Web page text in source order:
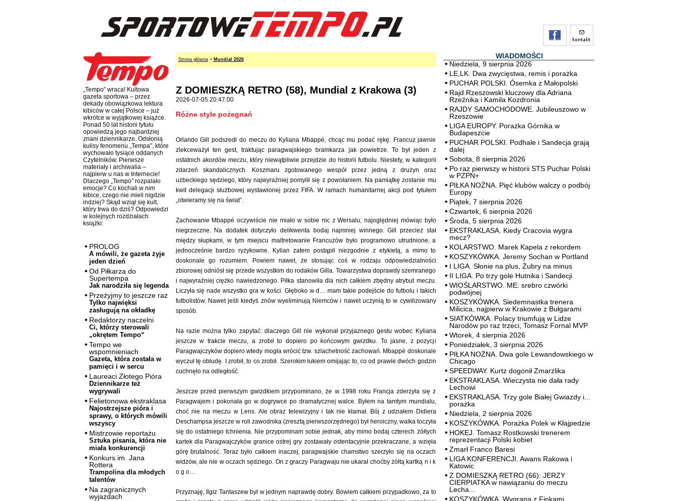
„Tempo” wraca! Kultowa
gazeta sportowa – przez
dekady obowiązkowa lektura
kibiców w całej Polsce – już
wkrótce w wyjątkowej książce.
Ponad 50 lat historii tytułu
opowiedzą jego najbardziej
znani dziennikarze. Odsłonią
kulisy fenomenu „Tempa”, które
wychowało tysiące oddanych
Czytelników. Pierwsze
materiały i archiwalia –
najpierw u nas w Internecie!
Dlaczego „Tempo” rozpalało
emocje? Co kochali w nim
kibice, czego nie mieli nigdzie
indziej? Skąd wziął się kult,
który trwa do dziś? Odpowiedzi
w kolejnych rozdziałach
książki:
PROLOG
A mówili, że gazeta żyje
jeden dzień
Od Piłkarza do
Supertempa
Jak narodziła się legenda
Przeżyjmy to jeszcze raz
Tylko najwięksi
zasługują na okładkę
Redaktorzy naczelni
Ci, którzy sterowali
„okrętem Tempo“
Tempo we
wspomnieniach
Gazeta, która została w
pamięci i w sercu
Laureaci Złotego Pióra
Dziennikarze też
wygrywali
Felietonowa ekstraklasa
Najostrzejsze pióra i
sprawy, o których mówili
wszyscy
Mistrzowie reportażu
Sztuka pisania, która nie
miała konkurencji
Konkurs im. Jana
Rottera
Trampolina dla młodych
talentów
Na zagranicznych
wyjazdach
Strona główna> Mundial 2026
Z DOMIESZKĄ RETRO (58), Mundial z Krakowa (3)
2026-07-05 20:47:00
Różne style pożegnań
Orlando Gill podszedł do meczu do Kyliana Mbappé, chcąc mu podać rękę. Francuz jawnie
zlekceważył ten gest, traktując paragwajskiego bramkarza jak powietrze. To był jeden z
ostatnich akordów meczu, który niewątpliwie przejdzie do historii futbolu. Niestety, w kategorii
zdarzeń skandalicznych. Koszmaru zgotowanego wespół przez jedną z drużyn oraz
uzbeckiego sędziego, który najwyraźniej pomylił się z powołaniem. Na pamiątkę zostanie mu
kwit delegacji służbowej wystawionej przez FIFA. W ramach humanitarnej akcji pod tytułem
„otwieramy się na świat”.
Zachowanie Mbappé oczywiście nie miało w sobie nic z Wersalu, najoględniej mówiąc było
niegrzeczne. Na dodatek dotyczyło delikwenta bodaj najmniej winnego. Gill przecież stał
między słupkami, w tym miejscu maltretowanie Francuzów było programowo utrudnione, a
jednocześnie bardzo ryzykowne. Kylian zatem postąpił niezgodnie z etykietą, a mimo to
doskonale go rozumiem. Powiem nawet, że stosując coś w rodzaju odpowiedzialności
zbiorowej odniósł się przede wszystkim do rodaków Gilla. Towarzystwa doprawdy szemranego
i najwyraźniej ciężko nawiedzonego. Piłka stanowiła dla nich całkiem zbędny atrybut meczu.
Liczyła się nade wszystko gra w kości. Głęboko w d… mam takie podejście do futbolu i takich
futbolistów. Nawet jeśli kiedyś znów wyeliminują Niemców i nawet uczynią to w cywilizowany
sposób.
Na razie można tylko zapytać: dlaczego Gill nie wykonał przyjaznego gestu wobec Kyliana
jeszcze w trakcie meczu, a zrobił to dopiero po końcowym gwizdku. To jasne, z pozycji
Paragwajczyków dopiero wtedy mogła wrócić tzw. szlachetność zachowań. Mbappé doskonale
wyczuł tę obłudę. I zrobił, to co zrobił. Szerokim łukiem omijając to, co od prawie dwóch godzin
cuchnęło na odległość.
Jeszcze przed pierwszym gwizdkiem przypominano, że w 1998 roku Francja zderzyła się z
Paragwajem i pokonała go w dogrywce po dramatycznej walce. Byłem na tamtym mundialu,
choć nie na meczu w Lens. Ale obraz telewizyjny i tak nie kłamał. Bój z udziałem Didiera
Deschampsa jeszcze w roli zawodnika (zresztą pierwszorzędnego) był heroiczny, walka toczyła
się do ostatniego tchnienia. Nie przypominam sobie jednak, aby mimo bodaj czterech żółtych
kartek dla Paragwajczyków granice ostrej gry zostawały ostentacyjnie przekraczane, a wzięła
górę brutalność. Teraz było całkiem inaczej, paragwajskie chamstwo szerzyło się na oczach
widzów, ale nie w oczach sędziego. On z graczy Paragwaju nie ukarał choćby żółtą kartką n i k
o g o…
Przyznaję, Ilgiz Tantaszew był w jednym naprawdę dobry. Bowiem całkiem przypadkowo, za to
WIADOMOŚCI
Niedziela, 9 sierpnia 2026
LE,LK. Dwa zwycięstwa, remis i porażka
PUCHAR POLSKI. Ósemka z Małopolski
Rajd Rzeszowski kluczowy dla Adriana
Rzeźnika i Kamila Kozdronia
RAJDY SAMOCHODOWE. Jubileuszowo w
Rzeszowie
LIGA EUROPY. Porażka Górnika w
Budapeszcie
PUCHAR POLSKI. Podhale i Sandecja grają
dalej
Sobota, 8 sierpnia 2026
Po raz pierwszy w historii STS Puchar Polski
w PZPN+
PIŁKA NOŻNA. Pięć klubów walczy o podbój
Europy
Piątek, 7 sierpnia 2026
Czwartek, 6 sierpnia 2026
Środa, 5 sierpnia 2026
EKSTRAKLASA. Kiedy Cracovia wygra
mecz?
KOLARSTWO. Marek Kapela z rekordem
KOSZYKÓWKA. Jeremy Sochan w Portland
I LIGA. Słonie na plus, Żubry na minus
II LIGA. Po trzy gole Hutnika i Sandecji
WIOŚLARSTWO. ME: srebro czwórki
podwójnej
KOSZYKÓWKA. Siedemnastka trenera
Milicica, najpierw w Krakowie z Bułgarami
SIATKÓWKA. Polacy triumfują w Lidze
Narodów po raz trzeci, Tomasz Fornal MVP
Wtorek, 4 sierpnia 2026
Poniedziałek, 3 sierpnia 2026
PIŁKA NOŻNA. Dwa gole Lewandowskiego w
Chicago
SPEEDWAY. Kurtz dogonił Zmarzlika
EKSTRAKLASA. Wieczysta nie dała rady
Lechowi
EKSTRAKLASA. Trzy gole Białej Gwiazdy i...
porażka
Niedziela, 2 sierpnia 2026
KOSZYKÓWKA. Porażka Polek w Kłajpedzie
HOKEJ. Tomasz Rostkowski trenerem
reprezentacji Polski kobiet
Zmarł Franco Baresi
LIGA KONFERENCJI. Awans Rakowa i
Katowic
Z DOMIESZKĄ RETRO (66): JERZY
CIERPIATKA w nawiązaniu do meczu
Lecha...
KOSZYKÓWKA. Wygrana z Finkami